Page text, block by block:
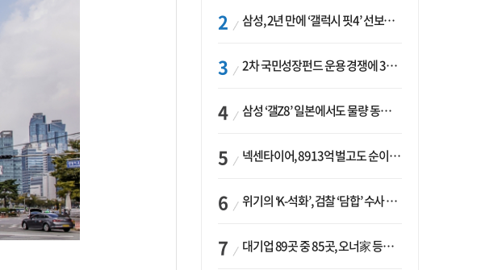
삼성, 2년 만에 ‘갤럭시 핏4’ 선보이나…웨어러블 생태계 확장 ‘시동’
2차 국민성장펀드 운용 경쟁에 33개사 몰렸다…신한·하나 등 새 얼굴 대거 합류
삼성 ‘갤Z8’ 일본에서도 물량 동났다…애플 참전 앞두고 선두 수성 ‘시험대’
넥센타이어, 8913억 벌고도 순이익 2억…유럽 세부담에 이익 증발
위기의 ‘K-석화’, 검찰 ‘담합’ 수사 착수…“LG·한화·롯데 등 7개 업체, 8개 제품 가격 담합”
대기업 89곳 중 85곳, 오너家 등기임원 겸직…BS 46곳·SM 45곳 ‘족벌경영’ 고착화